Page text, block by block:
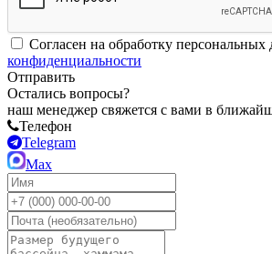
Согласен на обработку
конфиденциальности
Отправить
Остались вопросы?
наш менеджер свяжется с вами в
Телефон
Telegram
Max